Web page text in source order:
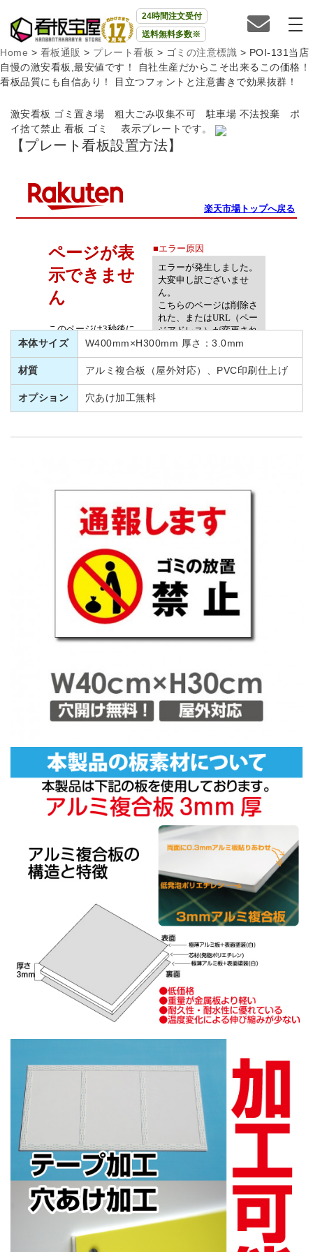
24時間注文受付
送料無料多数※
Home > 看板通販 > プレート看板 > ゴミの注意標識 > POI-131当店
自慢の激安看板,最安値です！ 自社生産だからこそ出来るこの価格！
看板品質にも自信あり！ 目立つフォントと注意書きで効果抜群！
激安看板 ゴミ置き場 粗大ごみ収集不可 駐車場 不法投棄 ポ
イ捨て禁止 看板 ゴミ 表示プレートです。
【プレート看板設置方法】
本体サイズ W400mm×H300mm 厚さ：3.0mm
材質 アルミ複合板（屋外対応）、PVC印刷仕上げ
オプション 穴あけ加工無料